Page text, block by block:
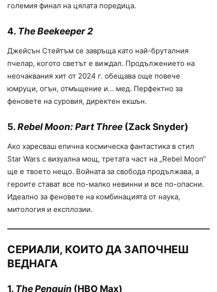
големия финал на цялата поредица.
4. The Beekeeper 2
Джейсън Стейтъм се завръща като най-бруталния
пчелар, когото светът е виждал. Продължението на
неочаквания хит от 2024 г. обещава още повече
юмруци, огън, отмъщение и… мед. Перфектно за
феновете на суровия, директен екшън.
5.Rebel Moon: Part Three (Zack Snyder)
Ако харесваш епична космическа фантастика в стил
Star Wars с визуална мощ, третата част на „Rebel Moon“
ще е твоето нещо. Войната за свобода продължава, а
героите стават все по-малко невинни и все по-опасни.
Идеално за феновете на комбинацията от наука,
митология и експлозии.
СЕРИАЛИ, КОИТО ДА ЗАПОЧНЕШ
ВЕДНАГА
1. The Penguin (HBO Max)